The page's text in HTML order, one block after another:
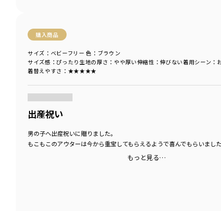
購入商品
サイズ感 ：ぴったり 生地の厚さ ：やや厚い伸縮性 ：伸びない着用シーン ：
着替えやすさ ：★★★★★
サイズ：ベビーフリー 色：ブラウン
出産祝い
男の子へ出産祝いに贈りました。
もこもこのアウターは今から重宝してもらえるようで喜んでもらいました
もっと見る…